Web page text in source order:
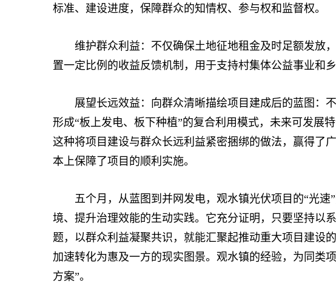
标准、建设进度，保障群众的知情权、参与权和监督权。
维护群众利益：不仅确保土地征地租金及时足额发放
置一定比例的收益反馈机制，用于支持村集体公益事业和乡
展望长远效益：向群众清晰描绘项目建成后的蓝图：
形成“板上发电、板下种植”的复合利用模式，未来可发展
这种将项目建设与群众长远利益紧密捆绑的做法，赢得了
本上保障了项目的顺利实施。
五个月，从蓝图到并网发电，观水镇光伏项目的“光速”
境、提升治理效能的生动实践。它充分证明，只要坚持以
题，以群众利益凝聚共识，就能汇聚起推动重大项目建设
加速转化为惠及一方的现实图景。观水镇的经验，为同类
方案”。